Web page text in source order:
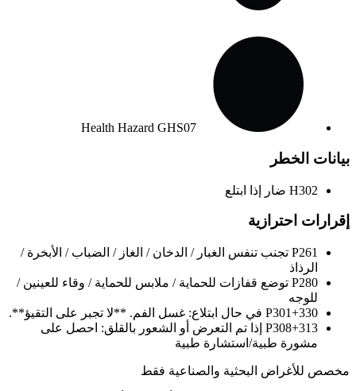
Health Hazard GHS07
بيانات الخطر
H302 ضار إذا ابتلع
إقرارات احترازية
P261 تجنب تنفس الغبار / الدخان / الغاز / الضباب / الأبخرة /
الرذاذ
P280 توضع قفازات للحماية / ملابس للحماية / وقاء للعينين /
للوجه
P301+330 في حال ابتلاع: غسل الفم. **لا تجبر على التقيؤ**.
P308+313 إذا تم التعرض أو الشعور بالقلق: احصل على
مشورة طبية/استشارة طبية
مخصص للأغراض البحثية والصناعية فقط